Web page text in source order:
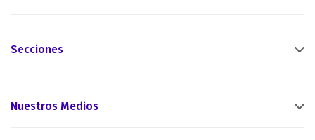
Secciones
Nuestros Medios